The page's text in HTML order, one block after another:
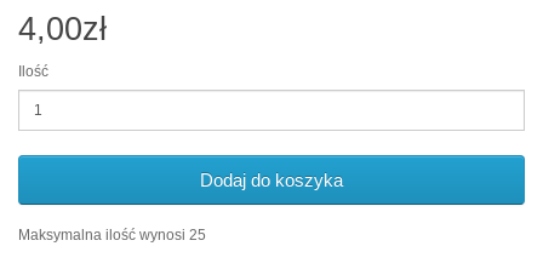
4,00zł
Ilość
Dodaj do koszyka
Maksymalna ilość wynosi 25